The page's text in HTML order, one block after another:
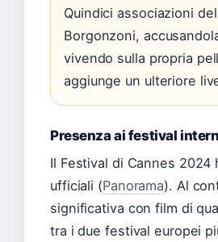
Quindici associazioni
Borgonzoni,
vivendo sulla propria
aggiunge un ulteriore
Presenza ai festival
Il Festival di Cannes
ufficiali (Panorama). Al
significativa con film di
tra i due festival europei